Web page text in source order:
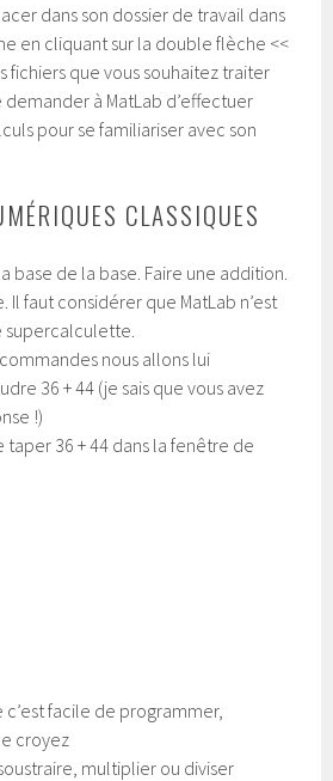
dans son dossier de travail dans
en cliquant sur la double flèche <<
fichiers que vous souhaitez traiter
demander à MatLab d’effectuer
pour se familiariser avec son
CLASSIQUES
base de la base. Faire une addition.
Il faut considérer que MatLab n’est
supercalculette.
nous allons lui
36 + 44 (je sais que vous avez
!)
taper 36 + 44 dans la fenêtre de
c’est facile de programmer,
croyez
multiplier ou diviser